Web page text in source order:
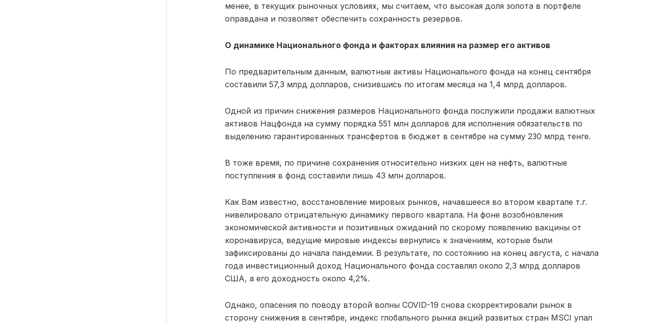
менее, в текущих рыночных условиях, мы считаем, что высокая доля золота в портфеле
оправдана и позволяет обеспечить сохранность резервов.
О динамике Национального фонда и факторах влияния на размер его активов
По предварительным данным, валютные активы Национального фонда на конец сентября
составили 57,3 млрд долларов, снизившись по итогам месяца на 1,4 млрд долларов.
Одной из причин снижения размеров Национального фонда послужили продажи валютных
активов Нацфонда на сумму порядка 551 млн долларов для исполнения обязательств по
выделению гарантированных трансфертов в бюджет в сентябре на сумму 230 млрд тенге.
В тоже время, по причине сохранения относительно низких цен на нефть, валютные
поступления в фонд составили лишь 43 млн долларов.
Как Вам известно, восстановление мировых рынков, начавшееся во втором квартале т.г.
нивелировало отрицательную динамику первого квартала. На фоне возобновления
экономической активности и позитивных ожиданий по скорому появлению вакцины от
коронавируса, ведущие мировые индексы вернулись к значениям, которые были
зафиксированы до начала пандемии. В результате, по состоянию на конец августа, с начала
года инвестиционный доход Национального фонда составлял около 2,3 млрд долларов
США, а его доходность около 4,2%.
Однако, опасения по поводу второй волны COVID-19 снова скорректировали рынок в
сторону снижения в сентябре, индекс глобального рынка акций развитых стран MSCI упал